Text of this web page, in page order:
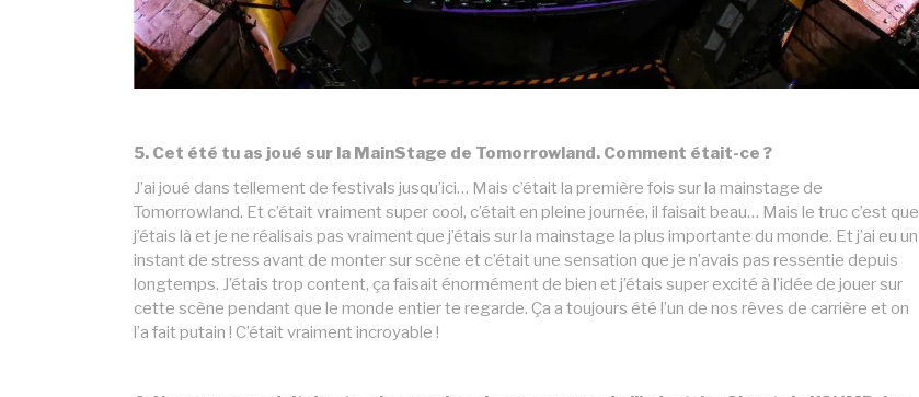
5. Cet été tu as joué sur la MainStage de Tomorrowland. Comment était-ce ?
J’ai joué dans tellement de festivals jusqu’ici… Mais c’était la première fois sur la mainstage de
Tomorrowland. Et c’était vraiment super cool, c’était en pleine journée, il faisait beau… Mais le truc c’est que
j’étais là et je ne réalisais pas vraiment que j’étais sur la mainstage la plus importante du monde. Et j’ai eu un
instant de stress avant de monter sur scène et c’était une sensation que je n’avais pas ressentie depuis
longtemps. J’étais trop content, ça faisait énormément de bien et j’étais super excité à l’idée de jouer sur
cette scène pendant que le monde entier te regarde. Ça a toujours été l’un de nos rêves de carrière et on
l’a fait putain ! C’était vraiment incroyable !